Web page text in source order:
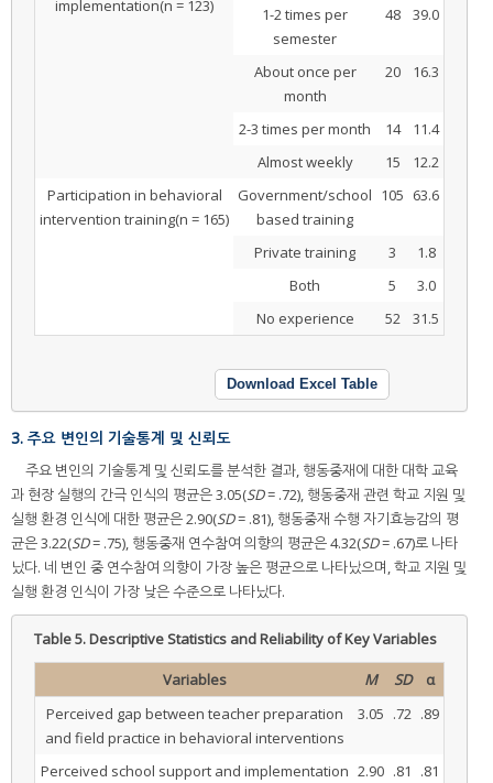
implementation(n = 123)
1-2 times per
semester
48 39.0
About once per
month
20 16.3
2-3 times per month 14
11.4
Almost weekly
15
12.2
Participation in behavioral
intervention training(n = 165)
Government/school
based training
105 63.6
Private training 3
1.8
Both
5
3.0
No experience
52 31.5
Download Excel Table
3. 주요 변인의 기술통계 및 신뢰도
주요 변인의 기술통계 및 신뢰도를 분석한 결과, 행동중재에 대한 대학 교육
과 현장 실행의 간극 인식의 평균은 3.05(SD= .72), 행동중재 관련 학교 지원 및
실행 환경 인식에 대한 평균은 2.90(SD= .81), 행동중재 수행 자기효능감의 평
균은 3.22(SD= .75), 행동중재 연수참여 의향의 평균은 4.32(SD= .67)로 나타
났다. 네 변인 중 연수참여 의향이 가장 높은 평균으로 나타났으며, 학교 지원 및
실행 환경 인식이 가장 낮은 수준으로 나타났다.
Table 5.Descriptive Statistics and Reliability of Key Variables
Variables M SD
α
Perceived gap between teacher preparation
and field practice in behavioral interventions
3.05 .72 .89
Perceived school support and implementation 2.90 .81 .81